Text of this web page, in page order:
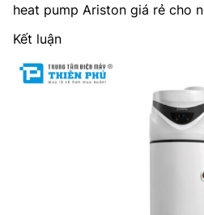
heat pump Ariston giá rẻ cho
Kết luận